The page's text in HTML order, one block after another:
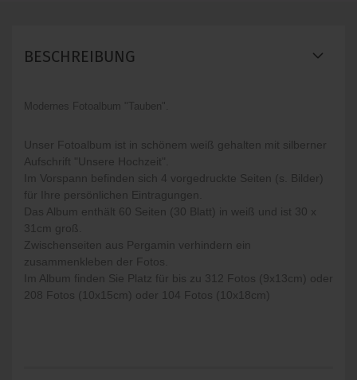
BESCHREIBUNG
Modernes Fotoalbum "Tauben".
Unser Fotoalbum ist in schönem weiß gehalten mit silberner
Aufschrift "Unsere Hochzeit".
Im Vorspann befinden sich 4 vorgedruckte Seiten (s. Bilder)
für Ihre persönlichen Eintragungen.
Das Album enthält 60 Seiten (30 Blatt) in weiß und ist 30 x
31cm groß.
Zwischenseiten aus Pergamin verhindern ein
zusammenkleben der Fotos.
Im Album finden Sie Platz für bis zu 312 Fotos (9x13cm) oder
208 Fotos (10x15cm) oder 104 Fotos (10x18cm)